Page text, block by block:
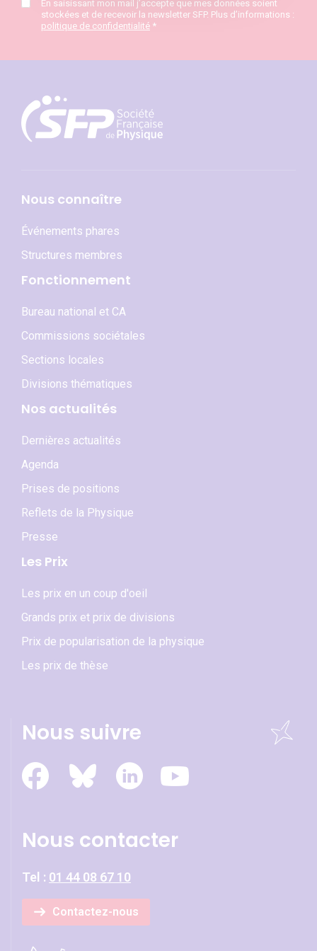
En saisissant mon mail j’accepte que mes données soient
stockées et de recevoir la newsletter SFP. Plus d’informations :
politique de confidentialité *
Nous connaître
Événements phares
Structures membres
Fonctionnement
Bureau national et CA
Commissions sociétales
Sections locales
Divisions thématiques
Nos actualités
Dernières actualités
Agenda
Prises de positions
Reflets de la Physique
Presse
Les Prix
Les prix en un coup d'oeil
Grands prix et prix de divisions
Prix de popularisation de la physique
Les prix de thèse
Nous suivre
Nous contacter
Tel : 01 44 08 67 10
Contactez-nous